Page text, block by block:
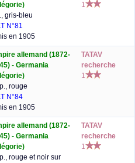
gris-bleu
N°81
en 1905
1
allemand (1872-
- Germania
rouge
N°84
en 1905
TATAV
recherche
1
allemand (1872-
- Germania
rouge et noir sur
TATAV
recherche
1